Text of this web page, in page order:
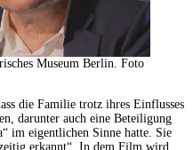
Museum Berlin. Foto
die Familie trotz ihres Einflusses
darunter auch eine Beteiligung
im eigentlichen Sinne hatte. Sie
erkannt“. In dem Film wird